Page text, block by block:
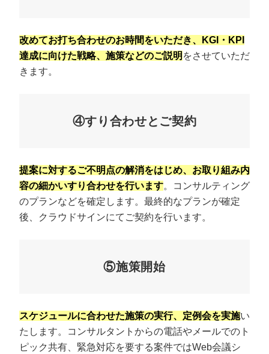
改めてお打ち合わせのお時間をいただき、KGI・KPI
達成に向けた戦略、施策などのご説明 をさせていただ
きます。
④すり合わせとご契約
提案に対するご不明点の解消をはじめ、お取り組み内
容の細かいすり合わせを行います。コンサルティング
のプランなどを確定します。最終的なプランが確定
後、クラウドサインにてご契約を行います。
⑤施策開始
スケジュールに合わせた施策の実行、定例会を実施い
たします。コンサルタントからの電話やメールでのト
ピック共有、緊急対応を要する案件ではWeb会議シ